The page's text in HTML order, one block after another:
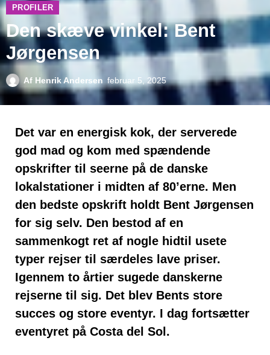
PROFILER
Den skæve vinkel: Bent
Jørgensen
Af Henrik Andersen februar 5, 2025
Det var en energisk kok, der serverede
god mad og kom med spændende
opskrifter til seerne på de danske
lokalstationer i midten af 80’erne. Men
den bedste opskrift holdt Bent Jørgensen
for sig selv. Den bestod af en
sammenkogt ret af nogle hidtil usete
typer rejser til særdeles lave priser.
Igennem to årtier sugede danskerne
rejserne til sig. Det blev Bents store
succes og store eventyr. I dag fortsætter
eventyret på Costa del Sol.